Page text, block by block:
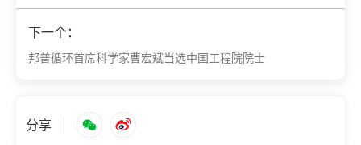
下一个：
​邦普循环首席科学家曹宏斌当选中国工程院院士
分享